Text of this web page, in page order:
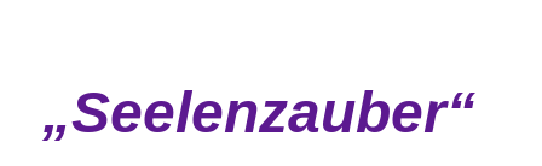
„Seelenzauber“